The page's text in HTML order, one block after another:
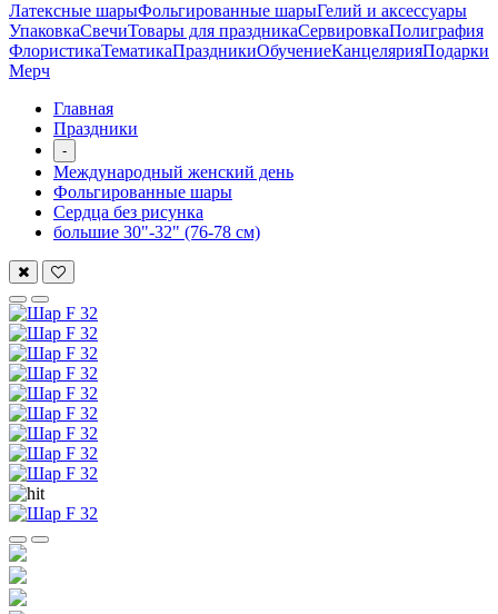
Латексные шарыФольгированные шарыГелий и аксессуары
УпаковкаСвечиТовары для праздникаСервировкаПолиграфия
ФлористикаТематикаПраздникиОбучениеКанцелярияПодарки
Мерч
Главная
Праздники
-
Международный женский день
Фольгированные шары
Сердца без рисунка
большие 30"-32" (76-78 см)